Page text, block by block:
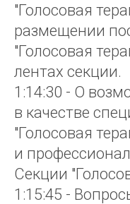
"Голосовая
размещении
"Голосовая
лентах секции.
1:14:30 - О
в качестве
"Голосовая
и
Секции
1:15:45 -